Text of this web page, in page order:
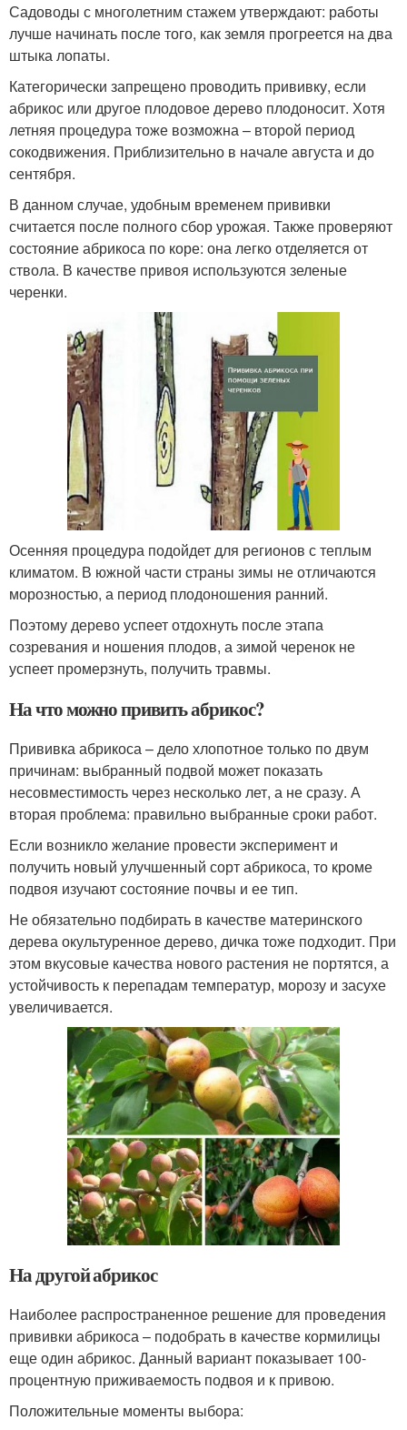
Садоводы с многолетним стажем утверждают: работы
лучше начинать после того, как земля прогреется на два
штыка лопаты.
Категорически запрещено проводить прививку, если
абрикос или другое плодовое дерево плодоносит. Хотя
летняя процедура тоже возможна – второй период
сокодвижения. Приблизительно в начале августа и до
сентября.
В данном случае, удобным временем прививки
считается после полного сбор урожая. Также проверяют
состояние абрикоса по коре: она легко отделяется от
ствола. В качестве привоя используются зеленые
черенки.
Осенняя процедура подойдет для регионов с теплым
климатом. В южной части страны зимы не отличаются
морозностью, а период плодоношения ранний.
Поэтому дерево успеет отдохнуть после этапа
созревания и ношения плодов, а зимой черенок не
успеет промерзнуть, получить травмы.
На что можно привить абрикос?
Прививка абрикоса – дело хлопотное только по двум
причинам: выбранный подвой может показать
несовместимость через несколько лет, а не сразу. А
вторая проблема: правильно выбранные сроки работ.
Если возникло желание провести эксперимент и
получить новый улучшенный сорт абрикоса, то кроме
подвоя изучают состояние почвы и ее тип.
Не обязательно подбирать в качестве материнского
дерева окультуренное дерево, дичка тоже подходит. При
этом вкусовые качества нового растения не портятся, а
устойчивость к перепадам температур, морозу и засухе
увеличивается.
На другой абрикос
Наиболее распространенное решение для проведения
прививки абрикоса – подобрать в качестве кормилицы
еще один абрикос. Данный вариант показывает 100-
процентную приживаемость подвоя и к привою.
Положительные моменты выбора: